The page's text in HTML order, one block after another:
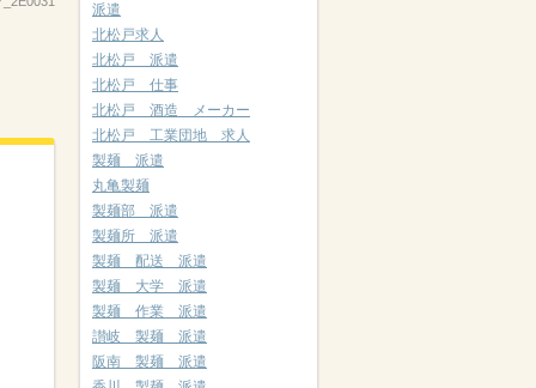
派遣
北松戸求人
北松戸 派遣
北松戸 仕事
北松戸 酒造 メーカー
北松戸 工業団地 求人
製麺 派遣
丸亀製麺
製麺部 派遣
製麺所 派遣
製麺 配送 派遣
製麺 大学 派遣
製麺 作業 派遣
讃岐 製麺 派遣
阪南 製麺 派遣